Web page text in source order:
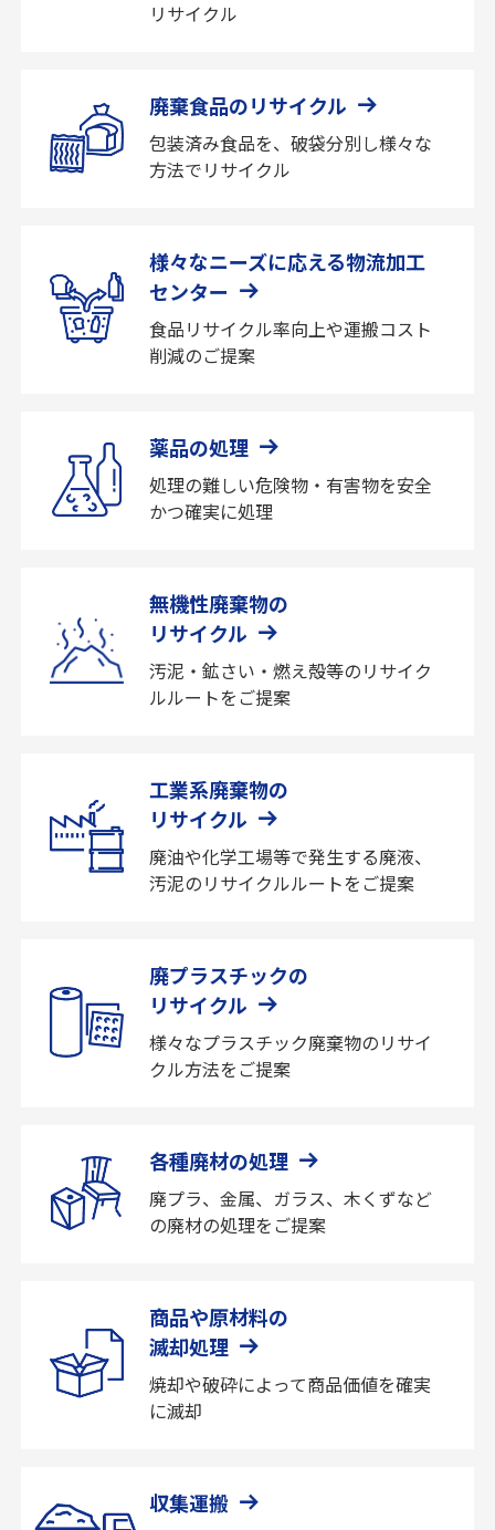
リサイクル
廃棄食品のリサイクル
包装済み食品を、破袋分別し様々な
方法でリサイクル
様々なニーズに応える物流加工
センター
食品リサイクル率向上や運搬コスト
削減のご提案
薬品の処理
処理の難しい危険物・有害物を安全
かつ確実に処理
無機性廃棄物の
リサイクル
汚泥・鉱さい・燃え殻等のリサイク
ルルートをご提案
工業系廃棄物の
リサイクル
廃油や化学工場等で発生する廃液、
汚泥のリサイクルルートをご提案
廃プラスチックの
リサイクル
様々なプラスチック廃棄物のリサイ
クル方法をご提案
各種廃材の処理
廃プラ、金属、ガラス、木くずなど
の廃材の処理をご提案
商品や原材料の
滅却処理
焼却や破砕によって商品価値を確実
に滅却
収集運搬